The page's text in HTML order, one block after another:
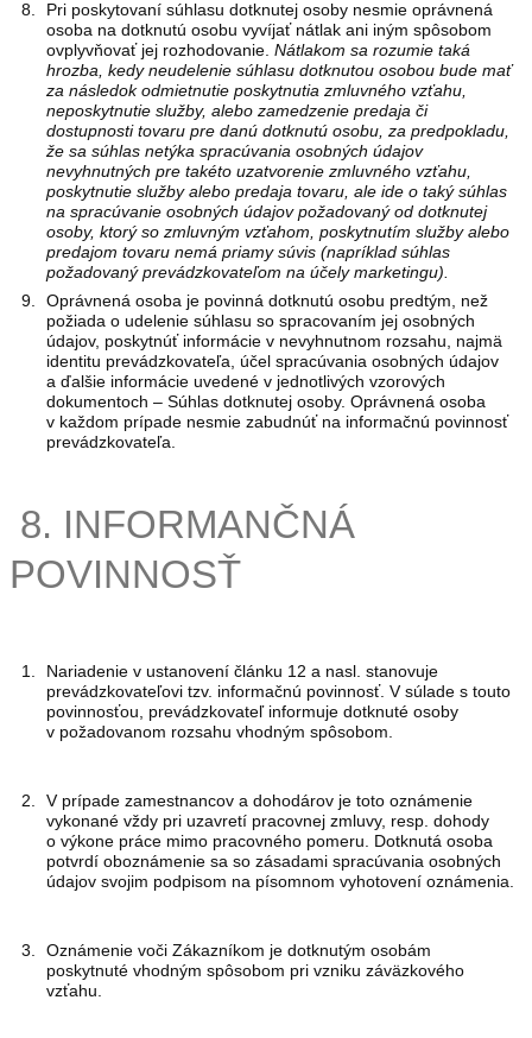
Pri poskytovaní súhlasu dotknutej osoby nesmie oprávnená
osoba na dotknutú osobu vyvíjať nátlak ani iným spôsobom
ovplyvňovať jej rozhodovanie. Nátlakom sa rozumie taká
hrozba, kedy neudelenie súhlasu dotknutou osobou bude mať
za následok odmietnutie poskytnutia zmluvného vzťahu,
neposkytnutie služby, alebo zamedzenie predaja či
dostupnosti tovaru pre danú dotknutú osobu, za predpokladu,
že sa súhlas netýka spracúvania osobných údajov
nevyhnutných pre takéto uzatvorenie zmluvného vzťahu,
poskytnutie služby alebo predaja tovaru, ale ide o taký súhlas
na spracúvanie osobných údajov požadovaný od dotknutej
osoby, ktorý so zmluvným vzťahom, poskytnutím služby alebo
predajom tovaru nemá priamy súvis (napríklad súhlas
požadovaný prevádzkovateľom na účely marketingu).
Oprávnená osoba je povinná dotknutú osobu predtým, než
požiada o udelenie súhlasu so spracovaním jej osobných
údajov, poskytnúť informácie v nevyhnutnom rozsahu, najmä
identitu prevádzkovateľa, účel spracúvania osobných údajov
a ďalšie informácie uvedené v jednotlivých vzorových
dokumentoch – Súhlas dotknutej osoby. Oprávnená osoba
v každom prípade nesmie zabudnúť na informačnú povinnosť
prevádzkovateľa.
8. INFORMANČNÁ
POVINNOSŤ
Nariadenie v ustanovení článku 12 a nasl. stanovuje
prevádzkovateľovi tzv. informačnú povinnosť. V súlade s touto
povinnosťou, prevádzkovateľ informuje dotknuté osoby
v požadovanom rozsahu vhodným spôsobom.
V prípade zamestnancov a dohodárov je toto oznámenie
vykonané vždy pri uzavretí pracovnej zmluvy, resp. dohody
o výkone práce mimo pracovného pomeru. Dotknutá osoba
potvrdí oboznámenie sa so zásadami spracúvania osobných
údajov svojim podpisom na písomnom vyhotovení oznámenia.
Oznámenie voči Zákazníkom je dotknutým osobám
poskytnuté vhodným spôsobom pri vzniku záväzkového
vzťahu.